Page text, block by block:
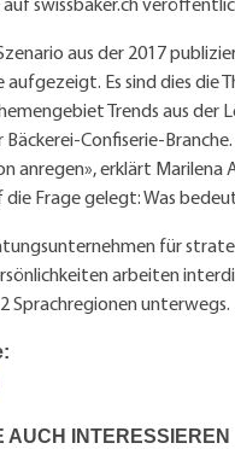
aus der 2017
aufgezeigt. Es sind dies die
Trends aus
Bäckerei-Confiserie-
anregen», erklärt Marilena
Frage gelegt: Was
für
arbeiten
Sprachregionen unterwegs.
AUCH INTERESSIEREN